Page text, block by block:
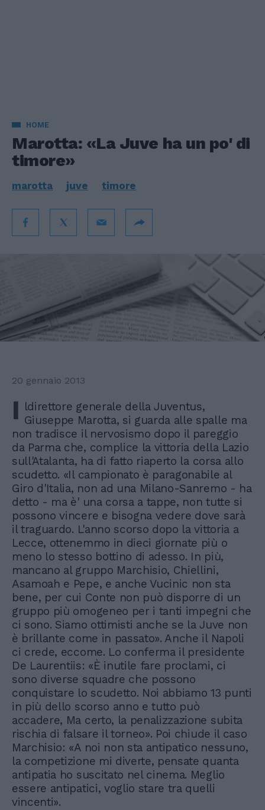
HOME
Marotta: «La Juve ha un po' di
timore»
marotta juve timore
20 gennaio 2013
I ldirettore generale della Juventus,
Giuseppe Marotta, si guarda alle spalle ma
non tradisce il nervosismo dopo il pareggio
da Parma che, complice la vittoria della Lazio
sull'Atalanta, ha di fatto riaperto la corsa allo
scudetto. «Il campionato è paragonabile al
Giro d'Italia, non ad una Milano-Sanremo - ha
detto - ma è' una corsa a tappe, non tutte si
possono vincere e bisogna vedere dove sarà
il traguardo. L'anno scorso dopo la vittoria a
Lecce, ottenemmo in dieci giornate più o
meno lo stesso bottino di adesso. In più,
mancano al gruppo Marchisio, Chiellini,
Asamoah e Pepe, e anche Vucinic non sta
bene, per cui Conte non può disporre di un
gruppo più omogeneo per i tanti impegni che
ci sono. Siamo ottimisti anche se la Juve non
è brillante come in passato». Anche il Napoli
ci crede, eccome. Lo conferma il presidente
De Laurentiis: «È inutile fare proclami, ci
sono diverse squadre che possono
conquistare lo scudetto. Noi abbiamo 13 punti
in più dello scorso anno e tutto può
accadere, Ma certo, la penalizzazione subita
rischia di falsare il torneo». Poi chiude il caso
Marchisio: «A noi non sta antipatico nessuno,
la competizione mi diverte, pensate quanta
antipatia ho suscitato nel cinema. Meglio
essere antipatici, voglio stare tra quelli
vincenti».